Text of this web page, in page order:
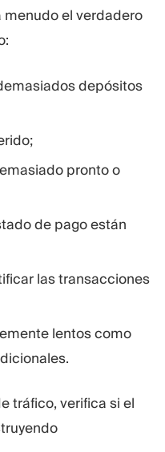
menudo el verdadero
depósitos
pronto o
de pago están
las transacciones
lentos como
tráfico, verifica si el